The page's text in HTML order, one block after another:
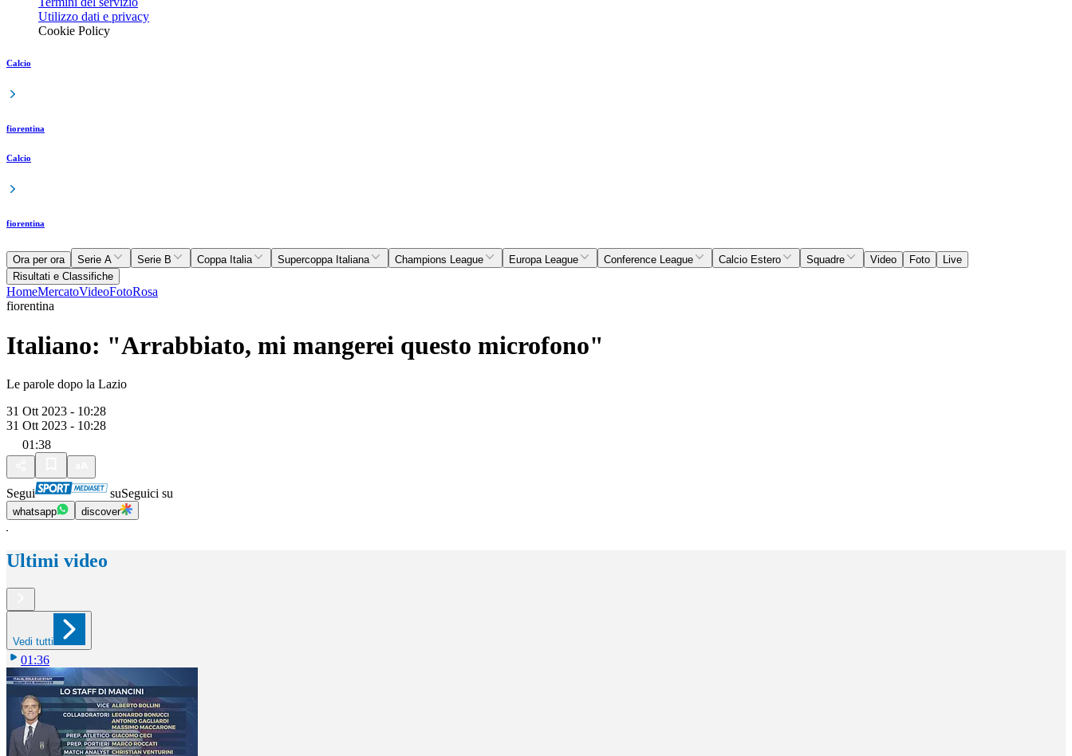
Utilizzo dati e privacy
Cookie Policy
Calcio
fiorentina
Calcio
fiorentina
Ora per ora Serie A Serie B Coppa Italia Supercoppa Italiana Champions League Europa League Conference League Calcio Estero Squadre Video Foto
Live
Risultati e Classifiche
HomeMercatoVideoFotoRosa
fiorentina
Italiano: "Arrabbiato, mi mangerei questo microfono"
Le parole dopo la Lazio
31 Ott 2023 - 10:28
31 Ott 2023 - 10:28
01:38
Segui suSeguici su
whatsapp discover
Ultimi video
Vedi tutti
01:36